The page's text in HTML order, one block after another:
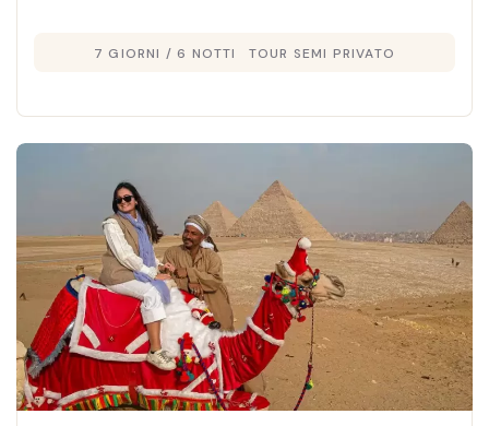
7 GIORNI / 6 NOTTI TOUR SEMI PRIVATO